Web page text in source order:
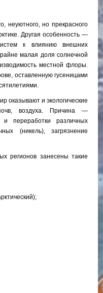
неуютного, но прекрасного
Другая особенность —
к влиянию внешних
малая доля солнечной
местной флоры.
оставленную гусеницами
оказывают и экологические
воздуха. Причина —
переработки различных
(никель), загрязнение
регионов занесены такие